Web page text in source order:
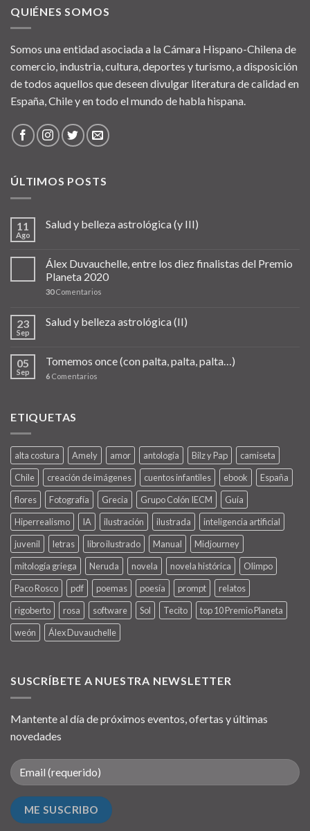
QUIÉNES SOMOS
Somos una entidad asociada a la Cámara Hispano-Chilena de
comercio, industria, cultura, deportes y turismo, a disposición
de todos aquellos que deseen divulgar literatura de calidad en
España, Chile y en todo el mundo de habla hispana.
ÚLTIMOS POSTS
11
Ago
Salud y belleza astrológica (y III)
Álex Duvauchelle, entre los diez finalistas del Premio
Planeta 2020
30Comentarios
23
Sep
Salud y belleza astrológica (II)
05
Sep
Tomemos once (con palta, palta, palta…)
6 Comentarios
ETIQUETAS
alta costura Amely amor antología Bilz y Pap
camiseta
Chile
creación de imágenes cuentos infantiles ebook
España
flores
Fotografía Grecia Grupo Colón IECM
Guía
Hiperrealismo
IA ilustración ilustrada
inteligencia artificial
juvenil
letras libro ilustrado Manual
Midjourney
mitología griega
Neruda novela novela histórica
Olimpo
Paco Rosco
pdf poemas poesía prompt
relatos
rigoberto
rosa software Sol Tecito
top 10 Premio Planeta
weón
Álex Duvauchelle
SUSCRÍBETE A NUESTRA NEWSLETTER
Mantente al día de próximos eventos, ofertas y últimas
novedades